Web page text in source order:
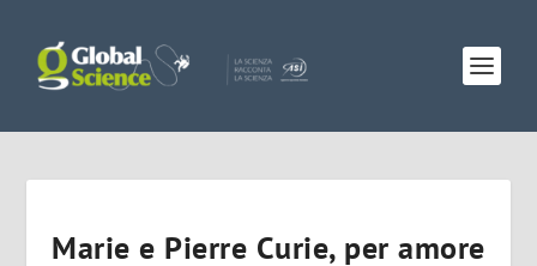
Marie e Pierre Curie, per amore